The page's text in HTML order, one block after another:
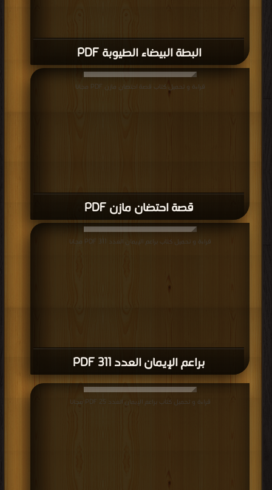
البطة البيضاء الطيوبة PDF
قصة احتضان مازن PDF
قراءة و تحميل كتاب قصة احتضان مازن PDF مجانا
براعم الإيمان العدد 311 PDF
قراءة و تحميل كتاب براعم الإيمان العدد 311 PDF مجانا
قراءة و تحميل كتاب براعم الإيمان العدد 25 PDF مجانا